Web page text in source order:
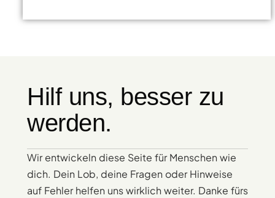
Hilf uns, besser zu
werden.
Wir entwickeln diese Seite für Menschen wie
dich. Dein Lob, deine Fragen oder Hinweise
auf Fehler helfen uns wirklich weiter. Danke fürs